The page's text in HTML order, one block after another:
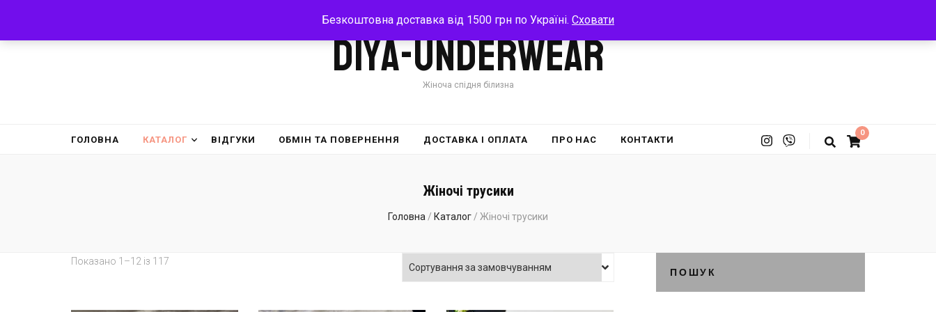
Безкоштовна доставка від 1500 грн по Україні. Сховати
Diya-Underwear
Жіноча спідня білизна
ГОЛОВНА КАТАЛОГ ВІДГУКИ ОБМІН ТА ПОВЕРНЕННЯ ДОСТАВКА І ОПЛАТА ПРО НАС КОНТАКТИ
0
Жіночі трусики
Головна / Каталог / Жіночі трусики
Показано 1–12 із 117
ПОШУК